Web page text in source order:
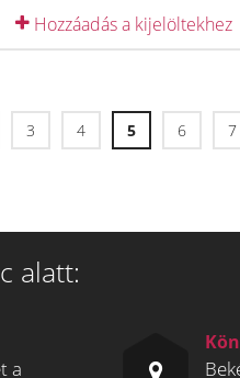
Hozzáadás a kijelöltekhez
3 4 5 6 7
alatt:
a